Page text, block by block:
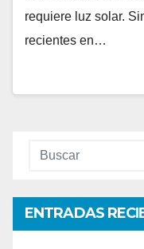
requiere luz solar.
recientes en…
ENTRADAS